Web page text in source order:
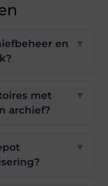
en
▼
met
archief?
▼
▼